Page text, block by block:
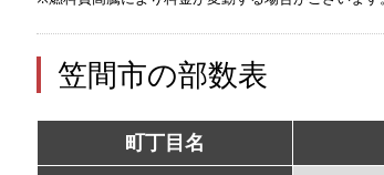
笠間市の部数表
町丁目名